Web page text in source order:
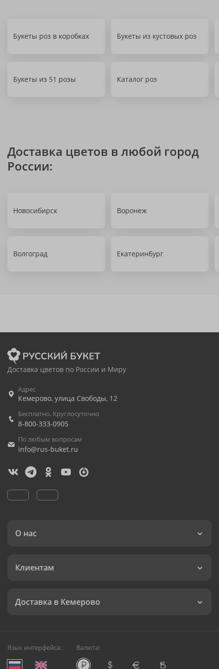
Букеты роз в коробках Букеты из кустовых роз
Букеты из 51 розы Каталог роз
Доставка цветов в любой город
России:
Новосибирск Воронеж
Волгоград Екатеринбург
Доставка цветов по России и Миру
Адрес
Кемерово, улица Свободы, 12
Бесплатно. Круглосуточно
8-800-333-0905
По любым вопросам
info@rus-buket.ru
О нас
Клиентам
Доставка в Кемерово
Язык интерфейса: Валюта: